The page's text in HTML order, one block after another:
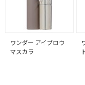
ワンダー アイブロウ
マスカラ